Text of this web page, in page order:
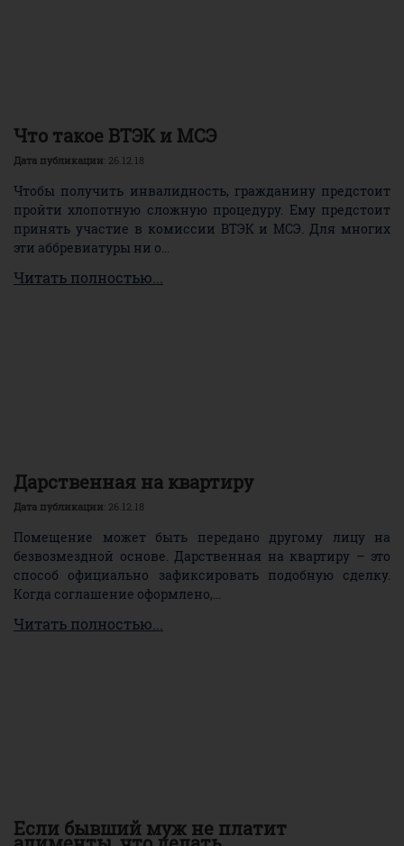
Что такое ВТЭК и МСЭ
Дата публикации: 26.12.18
Чтобы получить инвалидность, гражданину предстоит
пройти хлопотную сложную процедуру. Ему предстоит
принять участие в комиссии ВТЭК и МСЭ. Для многих
эти аббревиатуры ни о...
Читать полностью...
Дарственная на квартиру
Дата публикации: 26.12.18
Помещение может быть передано другому лицу на
безвозмездной основе. Дарственная на квартиру – это
способ официально зафиксировать подобную сделку.
Когда соглашение оформлено,...
Читать полностью...
Если бывший муж не платит